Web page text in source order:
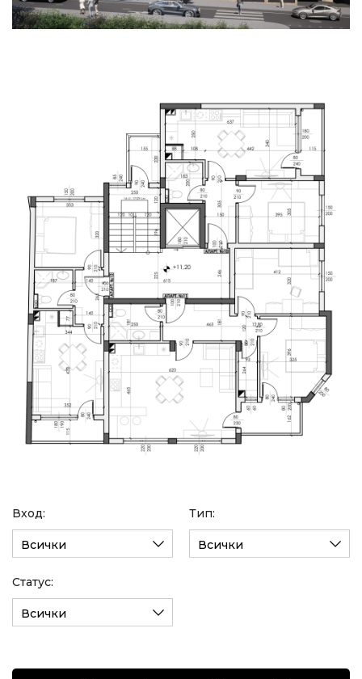
Вход:
Всички
Тип:
Всички
Статус:
Всички